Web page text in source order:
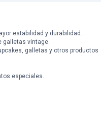
estabilidad y durabilidad.
galletas vintage.
galletas y otros productos
especiales.